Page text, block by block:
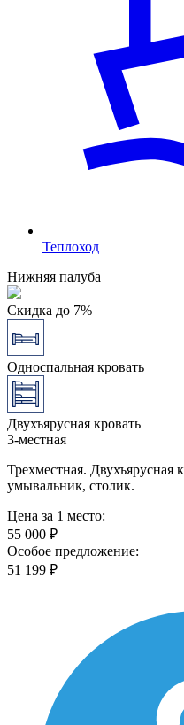
Теплоход
Нижняя палуба
Скидка до 7%
Односпальная кровать
Двухъярусная кровать
3-местная
Трехместная. Двухъярусная
умывальник, столик.
Цена за 1 место:
55 000 ₽
Особое предложение:
51 199 ₽